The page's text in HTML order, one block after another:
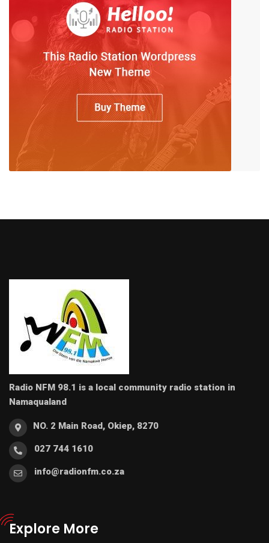
Radio NFM 98.1 is a local community radio station in
Namaqualand
NO. 2 Main Road, Okiep, 8270
027 744 1610
info@radionfm.co.za
Explore More